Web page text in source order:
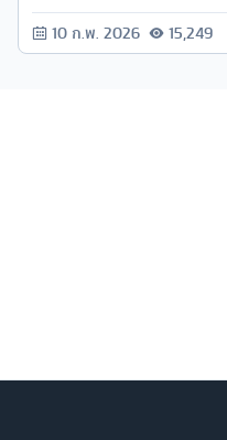
ประเทศเขาจะเข้าสู่ช่วงฤดูใบไม้
ว่าฤดูใบไม้เปลี่ยนสี สลับสีแดงเ
10 ก.พ. 2026 15,249